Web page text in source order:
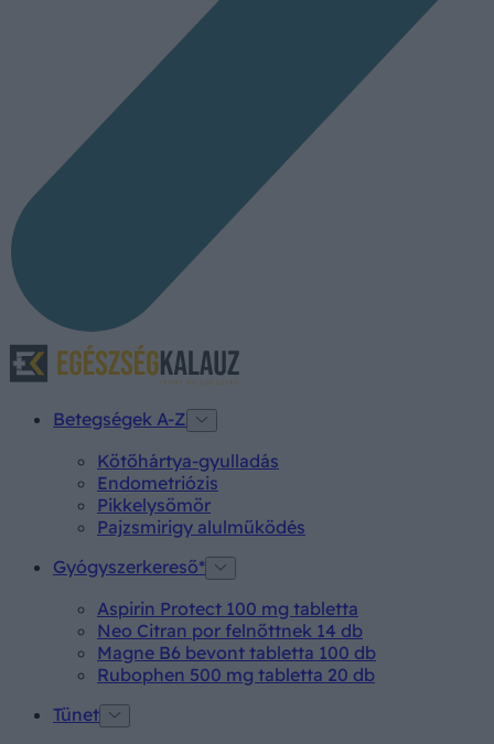
Betegségek A-Z
Kötőhártya-gyulladás
Endometriózis
Pikkelysömör
Pajzsmirigy alulműködés
Gyógyszerkereső*
Aspirin Protect 100 mg tabletta
Neo Citran por felnőttnek 14 db
Magne B6 bevont tabletta 100 db
Rubophen 500 mg tabletta 20 db
Tünet